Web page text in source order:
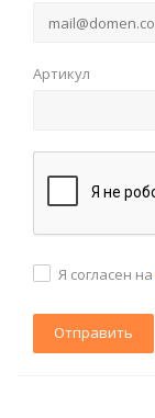
Артикул
Я согласен на